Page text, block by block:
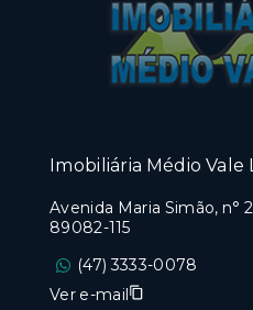
Imobiliária Médio Vale
Avenida Maria Simão, n°
89082-115
(47) 3333-0078
Ver e-mail